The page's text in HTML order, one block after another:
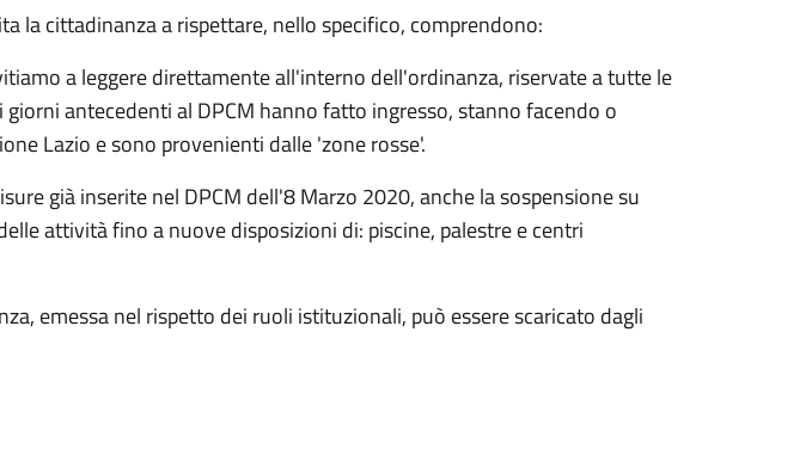
la cittadinanza a rispettare, nello specifico, comprendono:
a leggere direttamente all'interno dell'ordinanza, riservate a tutte le
antecedenti al DPCM hanno fatto ingresso, stanno facendo o
Lazio e sono provenienti dalle 'zone rosse'.
già inserite nel DPCM dell'8 Marzo 2020, anche la sospensione su
attività fino a nuove disposizioni di: piscine, palestre e centri
emessa nel rispetto dei ruoli istituzionali, può essere scaricato dagli